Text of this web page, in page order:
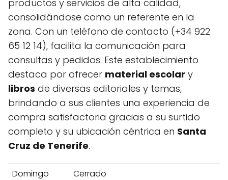
productos y servicios de alta calidad,
consolidándose como un referente en la
zona. Con un teléfono de contacto (+34 922
65 12 14), facilita la comunicación para
consultas y pedidos. Este establecimiento
destaca por ofrecer material escolar y
libros de diversas editoriales y temas,
brindando a sus clientes una experiencia de
compra satisfactoria gracias a su surtido
completo y su ubicación céntrica en Santa
Cruz de Tenerife.
Domingo
Cerrado